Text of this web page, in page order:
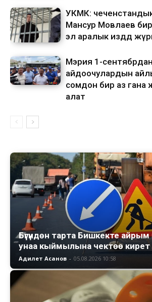
УКМК:
Мансур Мовлаев
эл аралык издөөдө
Мэрия 1-
айдоочулардын
сомдон бир аз гана
алат
Бүгүндөн тарта Бишкекте
унаа кыймылына чектөө кирет
Адилет Асанов - 05.08.2026 10:58